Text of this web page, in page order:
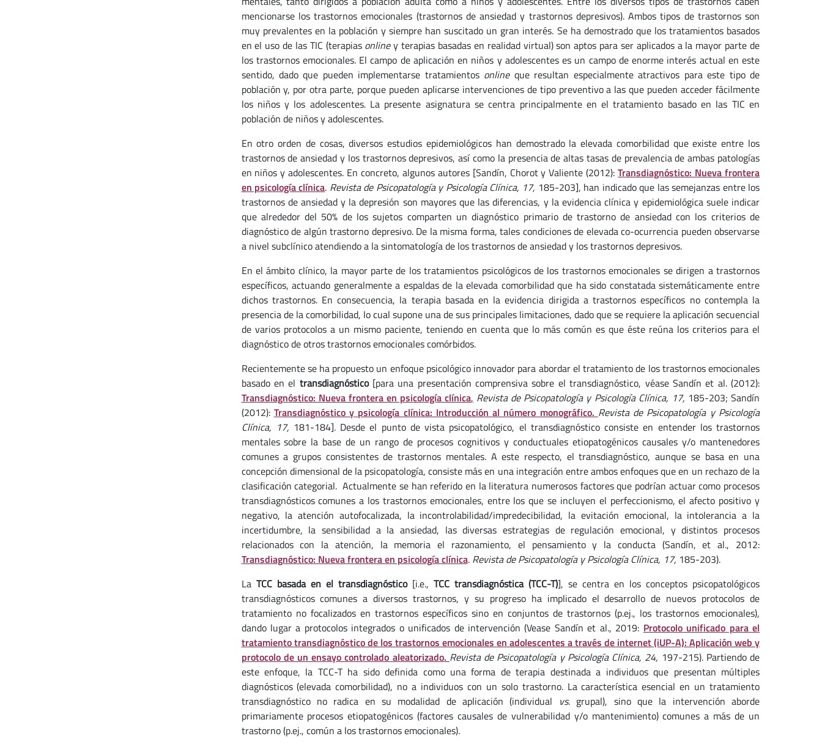
mencionarse los trastornos emocionales (trastornos de ansiedad y trastornos depresivos). Ambos tipos de trastornos son
muy prevalentes en la población y siempre han suscitado un gran interés. Se ha demostrado que los tratamientos basados
en el uso de las TIC (terapias onliney terapias basadas en realidad virtual) son aptos para ser aplicados a la mayor parte de
los trastornos emocionales. El campo de aplicación en niños y adolescentes es un campo de enorme interés actual en este
sentido, dado que pueden implementarse tratamientos online que resultan especialmente atractivos para este tipo de
población y, por otra parte, porque pueden aplicarse intervenciones de tipo preventivo a las que pueden acceder fácilmente
los niños y los adolescentes. La presente asignatura se centra principalmente en el tratamiento basado en las TIC en
población de niños y adolescentes.
En otro orden de cosas, diversos estudios epidemiológicos han demostrado la elevada comorbilidad que existe entre los
trastornos de ansiedad y los trastornos depresivos, así como la presencia de altas tasas de prevalencia de ambas patologías
en niños y adolescentes. En concreto, algunos autores [Sandín, Chorot y Valiente (2012):Transdiagnóstico: Nueva frontera
en psicología clínica. Revista de Psicopatología y Psicología Clínica, 17, 185-203], han indicado que las semejanzas entre los
trastornos de ansiedad y la depresión son mayores que las diferencias, y la evidencia clínica y epidemiológica suele indicar
que alrededor del 50% de los sujetos comparten un diagnóstico primario de trastorno de ansiedad con los criterios de
diagnóstico de algún trastorno depresivo. De la misma forma, tales condiciones de elevada co-ocurrencia pueden observarse
a nivel subclínico atendiendo a la sintomatología de los trastornos de ansiedad y los trastornos depresivos.
En el ámbito clínico, la mayor parte de los tratamientos psicológicos de los trastornos emocionales se dirigen a trastornos
específicos, actuando generalmente a espaldas de la elevada comorbilidad que ha sido constatada sistemáticamente entre
dichos trastornos. En consecuencia, la terapia basada en la evidencia dirigida a trastornos específicos no contempla la
presencia de la comorbilidad, lo cual supone una de sus principales limitaciones, dado que se requiere la aplicación secuencial
de varios protocolos a un mismo paciente, teniendo en cuenta que lo más común es que éste reúna los criterios para el
diagnóstico de otros trastornos emocionales comórbidos.
Recientemente se ha propuesto un enfoque psicológico innovador para abordar el tratamiento de los trastornos emocionales
basado en el transdiagnóstico[para una presentación comprensiva sobre el transdiagnóstico, véase Sandín et al. (2012):
Transdiagnóstico: Nueva frontera en psicología clínica, Revista de Psicopatología y Psicología Clínica, 17, 185-203; Sandín
(2012): Transdiagnóstico y psicología clínica: Introducción al número monográfico. Revista de Psicopatología y Psicología
Clínica, 17, 181-184]. Desde el punto de vista psicopatológico, el transdiagnóstico consiste en entender los trastornos
mentales sobre la base de un rango de procesos cognitivos y conductuales etiopatogénicos causales y/o mantenedores
comunes a grupos consistentes de trastornos mentales. A este respecto, el transdiagnóstico, aunque se basa en una
concepción dimensional de la psicopatología, consiste más en una integración entre ambos enfoques que en un rechazo de la
clasificación categorial. Actualmente se han referido en la literatura numerosos factores que podrían actuar como procesos
transdiagnósticos comunes a los trastornos emocionales, entre los que se incluyen el perfeccionismo, el afecto positivo y
negativo, la atención autofocalizada, la incontrolabilidad/impredecibilidad, la evitación emocional, la intolerancia a la
incertidumbre, la sensibilidad a la ansiedad, las diversas estrategias de regulación emocional, y distintos procesos
relacionados con la atención, la memoria el razonamiento, el pensamiento y la conducta (Sandín, et al., 2012:
Transdiagnóstico: Nueva frontera en psicología clínica. Revista de Psicopatología y Psicología Clínica, 17, 185-203).
La TCC basada en el transdiagnóstico [i.e., TCC transdiagnóstica (TCC-T)], se centra en los conceptos psicopatológicos
transdiagnósticos comunes a diversos trastornos, y su progreso ha implicado el desarrollo de nuevos protocolos de
tratamiento no focalizados en trastornos específicos sino en conjuntos de trastornos (p.ej., los trastornos emocionales),
dando lugar a protocolos integrados o unificados de intervención (Vease Sandín et al., 2019: Protocolo unificado para el
tratamiento transdiagnóstico de los trastornos emocionales en adolescentes a través de internet (iUP-A): Aplicación web y
protocolo de un ensayo controlado aleatorizado. Revista de Psicopatología y Psicología Clínica, 24, 197-215). Partiendo de
este enfoque, la TCC-T ha sido definida como una forma de terapia destinada a individuos que presentan múltiples
diagnósticos (elevada comorbilidad), no a individuos con un solo trastorno. La característica esencial en un tratamiento
transdiagnóstico no radica en su modalidad de aplicación (individual vs. grupal), sino que la intervención aborde
primariamente procesos etiopatogénicos (factores causales de vulnerabilidad y/o mantenimiento) comunes a más de un
trastorno (p.ej., común a los trastornos emocionales).